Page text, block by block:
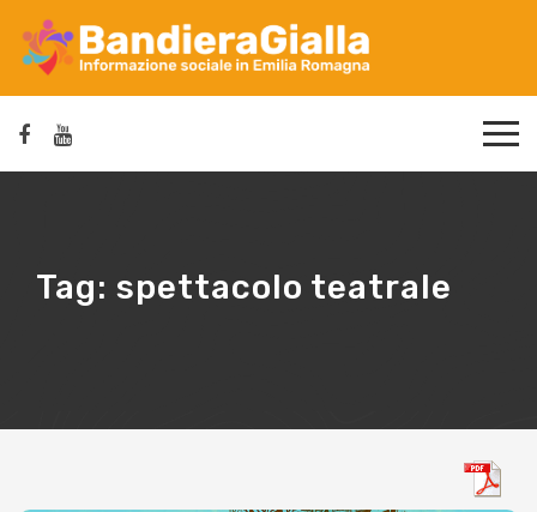
Tag: spettacolo teatrale